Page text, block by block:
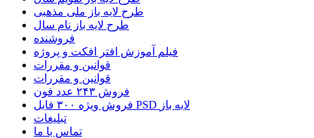
طرح لایه باز ملی مذهبی
طرح لایه باز نام سال
فروشنده
فیلم آموزش افتر افکت و پروژه
قوانین و مقررات
قوانین و مقررات
فروش ۲۴۳ عدد فون
فروش ویژه ۳۰۰ فایل PSD لایه باز
تبلیغات
تماس با ما